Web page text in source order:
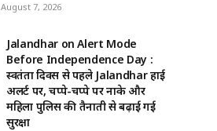
August 7, 2026
Jalandhar on Alert Mode
Before Independence Day :
स्वतंत्रता दिवस से पहले Jalandhar हाई
अलर्ट पर, चप्पे-चप्पे पर नाके और
महिला पुलिस की तैनाती से बढ़ाई गई
सुरक्षा